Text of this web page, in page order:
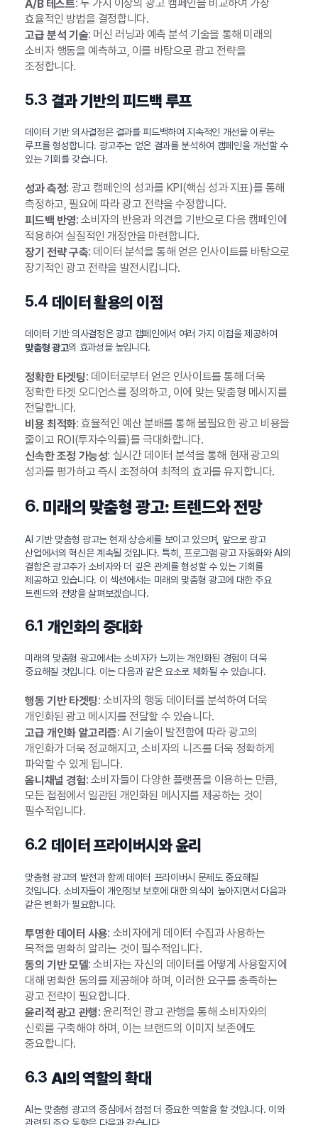
A/B 테스트: 두 가지 이상의 광고 캠페인을 비교하여 가장
효율적인 방법을 결정합니다.
고급 분석 기술: 머신 러닝과 예측 분석 기술을 통해 미래의
소비자 행동을 예측하고, 이를 바탕으로 광고 전략을
조정합니다.
5.3 결과 기반의 피드백 루프
데이터 기반 의사결정은 결과를 피드백하여 지속적인 개선을 이루는
루프를 형성합니다. 광고주는 얻은 결과를 분석하여 캠페인을 개선할 수
있는 기회를 갖습니다.
성과 측정: 광고 캠페인의 성과를 KPI(핵심 성과 지표)를 통해
측정하고, 필요에 따라 광고 전략을 수정합니다.
피드백 반영: 소비자의 반응과 의견을 기반으로 다음 캠페인에
적용하여 실질적인 개정안을 마련합니다.
장기 전략 구축: 데이터 분석을 통해 얻은 인사이트를 바탕으로
장기적인 광고 전략을 발전시킵니다.
5.4 데이터 활용의 이점
데이터 기반 의사결정은 광고 캠페인에서 여러 가지 이점을 제공하여
맞춤형 광고의 효과성을 높입니다.
정확한 타겟팅: 데이터로부터 얻은 인사이트를 통해 더욱
정확한 타겟 오디언스를 정의하고, 이에 맞는 맞춤형 메시지를
전달합니다.
비용 최적화: 효율적인 예산 분배를 통해 불필요한 광고 비용을
줄이고 ROI(투자수익률)를 극대화합니다.
신속한 조정 가능성: 실시간 데이터 분석을 통해 현재 광고의
성과를 평가하고 즉시 조정하여 최적의 효과를 유지합니다.
6. 미래의 맞춤형 광고: 트렌드와 전망
AI 기반 맞춤형 광고는 현재 상승세를 보이고 있으며, 앞으로 광고
산업에서의 혁신은 계속될 것입니다. 특히, 프로그램 광고 자동화와 AI의
결합은 광고주가 소비자와 더 깊은 관계를 형성할 수 있는 기회를
제공하고 있습니다. 이 섹션에서는 미래의 맞춤형 광고에 대한 주요
트렌드와 전망을 살펴보겠습니다.
6.1 개인화의 중대화
미래의 맞춤형 광고에서는 소비자가 느끼는 개인화된 경험이 더욱
중요해질 것입니다. 이는 다음과 같은 요소로 체화될 수 있습니다.
행동 기반 타겟팅: 소비자의 행동 데이터를 분석하여 더욱
개인화된 광고 메시지를 전달할 수 있습니다.
고급 개인화 알고리즘: AI 기술이 발전함에 따라 광고의
개인화가 더욱 정교해지고, 소비자의 니즈를 더욱 정확하게
파악할 수 있게 됩니다.
옴니채널 경험: 소비자들이 다양한 플랫폼을 이용하는 만큼,
모든 접점에서 일관된 개인화된 메시지를 제공하는 것이
필수적입니다.
6.2 데이터 프라이버시와 윤리
맞춤형 광고의 발전과 함께 데이터 프라이버시 문제도 중요해질
것입니다. 소비자들이 개인정보 보호에 대한 의식이 높아지면서 다음과
같은 변화가 필요합니다.
투명한 데이터 사용: 소비자에게 데이터 수집과 사용하는
목적을 명확히 알리는 것이 필수적입니다.
동의 기반 모델: 소비자는 자신의 데이터를 어떻게 사용할지에
대해 명확한 동의를 제공해야 하며, 이러한 요구를 충족하는
광고 전략이 필요합니다.
윤리적 광고 관행: 윤리적인 광고 관행을 통해 소비자와의
신뢰를 구축해야 하며, 이는 브랜드의 이미지 보존에도
중요합니다.
6.3 AI의 역할의 확대
AI는 맞춤형 광고의 중심에서 점점 더 중요한 역할을 할 것입니다. 이와